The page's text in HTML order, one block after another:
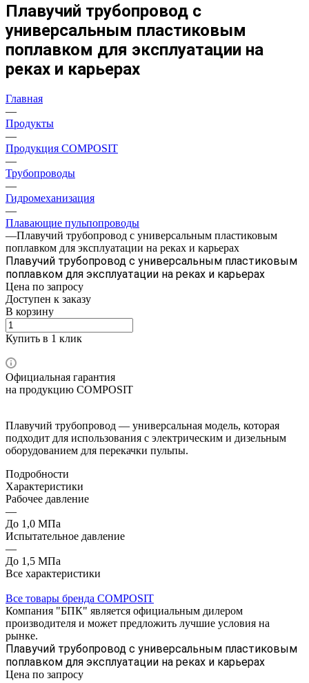
Плавучий трубопровод с
универсальным пластиковым
поплавком для эксплуатации на
реках и карьерах
Главная
—
Продукты
—
Продукция COMPOSIT
—
Трубопроводы
—
Гидромеханизация
—
Плавающие пульпопроводы
—Плавучий трубопровод с универсальным пластиковым
поплавком для эксплуатации на реках и карьерах
Плавучий трубопровод с универсальным пластиковым
поплавком для эксплуатации на реках и карьерах
Цена по запросу
Доступен к заказу
В корзину
Купить в 1 клик
Официальная гарантия
на продукцию COMPOSIT
Плавучий трубопровод — универсальная модель, которая
подходит для использования с электрическим и дизельным
оборудованием для перекачки пульпы.
Подробности
Характеристики
Рабочее давление
—
До 1,0 МПа
Испытательное давление
—
До 1,5 МПа
Все характеристики
Все товары бренда COMPOSIT
Компания "БПК" является официальным дилером
производителя и может предложить лучшие условия на
рынке.
Плавучий трубопровод с универсальным пластиковым
поплавком для эксплуатации на реках и карьерах
Цена по запросу